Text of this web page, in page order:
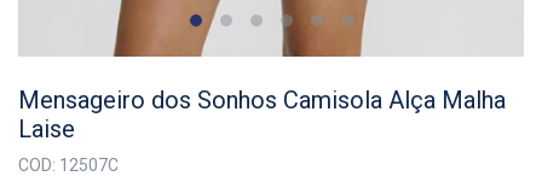
Mensageiro dos Sonhos Camisola Alça Malha
Laise
COD: 12507C